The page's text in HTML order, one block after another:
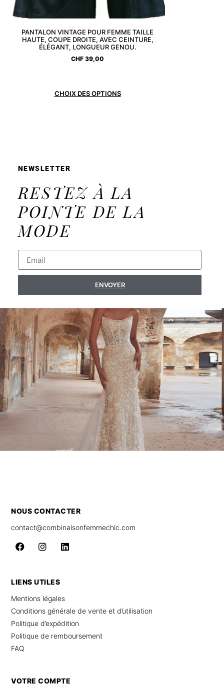
PANTALON VINTAGE POUR FEMME TAILLE
HAUTE, COUPE DROITE, AVEC CEINTURE,
ÉLÉGANT, LONGUEUR GENOU.
CHF 39,00
CHOIX DES OPTIONS
NEWSLETTER
RESTEZ À LA
POINTE DE LA
MODE
ENVOYER
NOUS CONTACTER
contact@combinaisonfemmechic.com
LIENS UTILES
Mentions légales
Conditions générale de vente et d’utilisation
Politique d’expédition
Politique de remboursement
FAQ
VOTRE COMPTE